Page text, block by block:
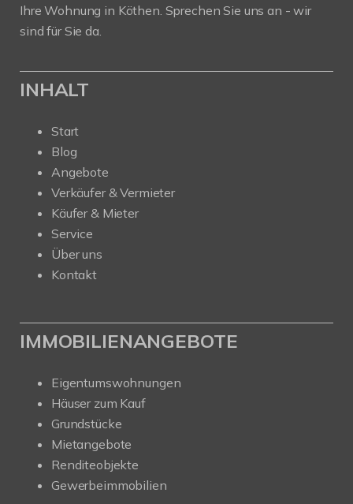
Ihre Wohnung in Köthen. Sprechen Sie uns an - wir
sind für Sie da.
INHALT
Start
Blog
Angebote
Verkäufer & Vermieter
Käufer & Mieter
Service
Über uns
Kontakt
IMMOBILIENANGEBOTE
Eigentumswohnungen
Häuser zum Kauf
Grundstücke
Mietangebote
Renditeobjekte
Gewerbeimmobilien